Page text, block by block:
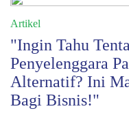
Artikel
"Ingin Tahu
Penyelenggara
Alternatif? Ini
Bagi Bisnis!"